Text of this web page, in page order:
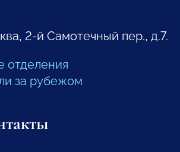
2-й Самотечный пер., д.7.
отделения
за рубежом